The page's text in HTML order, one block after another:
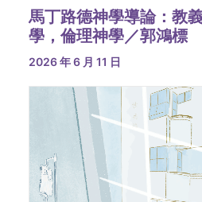
馬丁路德神學導論：教
學，倫理神學／郭鴻標
2026 年 6 月 11 日